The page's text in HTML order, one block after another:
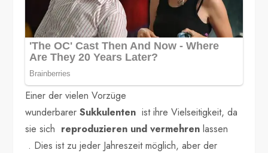
Einer der vielen Vorzüge
wunderbarerSukkulenten ist ihre Vielseitigkeit, da
sie sich reproduzieren und vermehren lassen
. Dies ist zu jeder Jahreszeit möglich, aber der